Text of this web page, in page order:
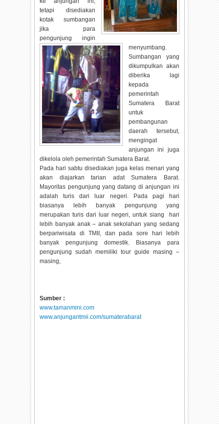
tetapi disediakan
kotak sumbangan
jika para
pengunjung ingin
menyumbang.
Sumbangan yang
dikumpulkan akan
diberika lagi
kepada
pemerintah
Sumatera Barat
untuk
pembangunan
daerah tersebut,
mengingat
anjungan ini juga
dikelola oleh pemerintah Sumatera Barat.
Pada hari sabtu disediakan juga kelas menari yang
akan diajarkan tarian adat Sumatera Barat.
Mayoritas pengunjung yang datang di anjungan ini
adalah turis dari luar negeri. Pada pagi hari
biasanya lebih banyak pengunjung yang
merupakan turis dari luar negeri, untuk siang hari
lebih banyak anak – anak sekolahan yang sedang
berpariwisata di TMII, dan pada sore hari lebih
banyak pengunjung domestik. Biasanya para
pengunjung sudah memiliki tour guide masing –
masing,
Sumber :
www.tamanmini.com
www.anjungantmii.com/sumaterabarat